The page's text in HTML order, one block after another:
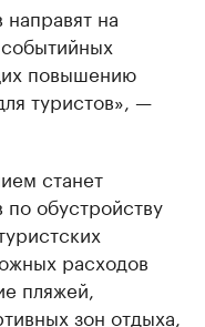
направят на
повышению
туристов», —
станет
обустройству
расходов
пляжей,
зон отдыха,